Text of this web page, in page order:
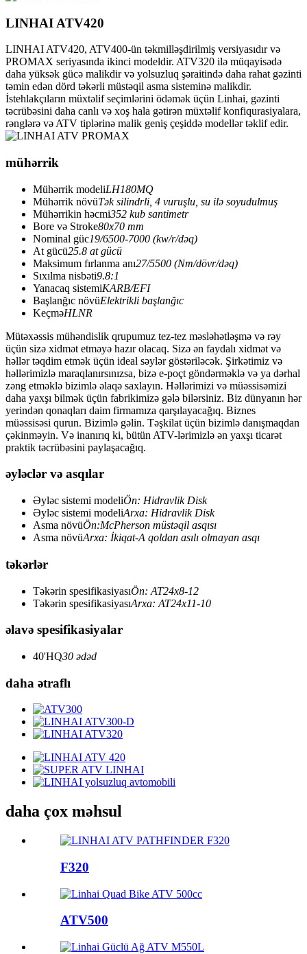
LINHAI ATV420
LINHAI ATV420, ATV400-ün təkmilləşdirilmiş versiyasıdır və
PROMAX seriyasında ikinci modeldir. ATV320 ilə müqayisədə
daha yüksək gücə malikdir və yolsuzluq şəraitində daha rahat gəzinti
təmin edən dörd təkərli müstəqil asma sisteminə malikdir.
İstehlakçıların müxtəlif seçimlərini ödəmək üçün Linhai, gəzinti
təcrübəsini daha canlı və xoş hala gətirən müxtəlif konfiqurasiyalara,
rənglərə və ATV tiplərinə malik geniş çeşiddə modellər təklif edir.
mühərrik
Mühərrik modeliLH180MQ
Mühərrik növüTək silindrli, 4 vuruşlu, su ilə soyudulmuş
Mühərrikin həcmi352 kub santimetr
Bore və Stroke80x70 mm
Nominal güc19/6500-7000 (kw/r/dəq)
At gücü25.8 at gücü
Maksimum fırlanma anı27/5500 (Nm/dövr/dəq)
Sıxılma nisbəti9.8:1
Yanacaq sistemiKARB/EFI
Başlanğıc növüElektrikli başlanğıc
KeçməHLNR
Mütəxəssis mühəndislik qrupumuz tez-tez məsləhətləşmə və rəy
üçün sizə xidmət etməyə hazır olacaq. Sizə ən faydalı xidmət və
həllər təqdim etmək üçün ideal səylər göstəriləcək. Şirkətimiz və
həllərimizlə maraqlanırsınızsa, bizə e-poçt göndərməklə və ya dərhal
zəng etməklə bizimlə əlaqə saxlayın. Həllərimizi və müəssisəmizi
daha yaxşı bilmək üçün fabrikimizə gələ bilərsiniz. Biz dünyanın hər
yerindən qonaqları daim firmamıza qarşılayacağıq. Biznes
müəssisəsi qurun. Bizimlə gəlin. Təşkilat üçün bizimlə danışmaqdan
çəkinməyin. Və inanırıq ki, bütün ATV-lərimizlə ən yaxşı ticarət
praktik təcrübəsini paylaşacağıq.
əyləclər və asqılar
Əyləc sistemi modeliÖn: Hidravlik Disk
Əyləc sistemi modeliArxa: Hidravlik Disk
Asma növüÖn:McPherson müstəqil asqısı
Asma növüArxa: İkiqat-A qoldan asılı olmayan asqı
təkərlər
Təkərin spesifikasiyasıÖn: AT24x8-12
Təkərin spesifikasiyasıArxa: AT24x11-10
əlavə spesifikasiyalar
40'HQ30 ədəd
daha ətraflı
daha çox məhsul
F320
ATV500